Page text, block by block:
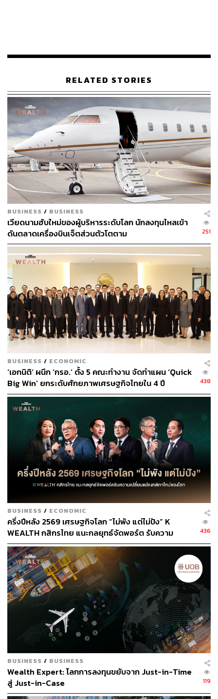
รุนแรงและเริ่มปรับลดคาดการณ์อัตราดอกเบี้ยสูงสุดของ
Fed (Terminal Rate) กลับกัน หากตลาดมองว่า Fed ยังมีแนว
โน้มเดินหน้าเร่งขึ้นดอกเบี้ย ก็อาจหนุนให้บอนด์ยีลด์ 10 ปี
สหรัฐฯ ปรับตัวขึ้นมาได้ แต่การปรับตัวขึ้นก็อาจถูกชะลอด้วย
แรงซื้อพันธบัตรเพื่อถือเป็นสินทรัพย์ปลอดภัย
สำหรับแนวโน้มค่าเงินบาท การอ่อนค่าอย่างรวดเร็วจนแตะ
ระดับ 36 บาทต่อดอลลาร์นั้น หลักๆ แล้วมาจากการแข็งค่า
ของเงินดอลลาร์ ซึ่งเป็นผลจากความต้องการสินทรัพย์
ปลอดภัย รวมถึงการอ่อนค่าลงหนักของสกุลเงินฝั่งยุโรปจาก
ความกังวลแนวโน้มเศรษฐกิจหลักเสี่ยงถดถอย ทำให้เรามอง
ว่าหากตลาดยังคงกังวลภาพเศรษฐกิจถดถอยอยู่ เงินดอลลาร์
ก็ยังมีโอกาสได้แรงหนุนต่อเนื่อง กดดันเงินบาทอ่อนค่าลงได้
ทั้งนี้ จุดกลับตัวของเงินดอลลาร์อาจเกิดขึ้นในช่วงการประชุม
Fed ปลายเดือนนี้ หาก Fed ไม่ได้ส่งสัญญาณพร้อมเร่งขึ้น
ดอกเบี้ยรุนแรง แต่ความเสี่ยงเงินบาทอ่อนค่าทะลุ 36 บาทต่อ
ดอลลาร์ยังมีอยู่ หากทางการจีนกลับมาใช้มาตรการล็อก
ดาวน์อีกครั้ง หลังเริ่มมีรายงานยอดผู้ติดเชื้อในจีนเพิ่มขึ้น ซึ่ง
หากภาพดังกล่าวเกิดขึ้นในช่วงที่ไทยก็เริ่มเจอการระบาด
ระลอกใหม่ ก็อาจยิ่งกดดันค่าเงินบาทผ่านแรงขายหุ้นไทย
ของนักลงทุนต่างชาติ โดยเฉพาะแรงเทขายหุ้นกลุ่มท่องเที่ยว
และธีมการเปิดเมือง (Reopening Theme)
อย่างไรก็ดี เรามองว่าความผันผวนสูงของเงินบาทในช่วงนี้
อาจทำให้ทางธนาคารแห่งประเทศไทยเข้ามาช่วยลดความ
ผันผวนลงได้ ซึ่งอาจช่วยชะลอการอ่อนค่าของเงินบาท เพื่อ
ให้ผู้ประกอบการสามารถปรับกลยุทธ์ปิดความเสี่ยงจากอัตรา
แลกเปลี่ยนได้ทัน
นอกจากนี้เราประเมินว่าผู้ส่งออกอาจเริ่มกลับมาทยอยขาย
เงินดอลลาร์ได้ หลังเงินบาทอ่อนค่าแตะโซน 36 บาทต่อ
ดอลลาร์ ซึ่งอาจช่วยชะลอการอ่อนค่าของเงินบาทได้เช่นกัน
ขณะที่ผู้นำเข้าส่วนใหญ่ได้ทยอยซื้อเงินดอลลาร์ไว้พอสมควร
แล้ว ทำให้ภาพ Panic Buy เงินดอลลาร์จากผู้นำเข้าอาจไม่ได้
เกิดขึ้น และมองว่าผู้นำเข้าอาจรอจังหวะการย่อตัวของเงิน
บาทกลับมาต่ำกว่า 36 บาทต่อดอลลาร์ โดยมองกรอบเงิน
บาทวันนี้คาดว่าจะอยู่ที่ระดับ 35.85-36.05 บาทต่อดอลลาร์
ช่องทางติดตามTHE STANDARD WEALTH
Twitter:twitter.com/standard_wealth
Instagram: instagram.com/thestandardwealth
Official Line:https://lin.ee/xfPbXUP
สามารถติดตาม THE STANDARD WEALTH
ผ่านแอปพลิเคชันต่างๆ ที่คุณสะดวกหรือใช้งานอยู่แล้วได้เลย
RELATED STORIES
BUSINESS / BUSINESS
เวียดนามฮับใหม่ของผู้บริหารระดับโลก นักลงทุนไหลเข้า
ดันตลาดเครื่องบินเจ็ตส่วนตัวโตตาม
251
BUSINESS / ECONOMIC
‘เอกนิติ’ ผนึก ‘กรอ.’ ตั้ง 5 คณะทำงาน จัดทำแผน ‘Quick
Big Win’ ยกระดับศักยภาพเศรษฐกิจไทยใน 4 ปี
438
BUSINESS / ECONOMIC
ครึ่งปีหลัง 2569 เศรษฐกิจโลก “ไม่พัง แต่ไม่ปัง” K
WEALTH กสิกรไทย แนะกลยุทธ์จัดพอร์ต รับความ
เปลี่ยนแปลงกติกาใหม่ของโลก
436
BUSINESS / BUSINESS
Wealth Expert: โลกการลงทุนขยับจาก Just-in-Time
สู่ Just-in-Case
119